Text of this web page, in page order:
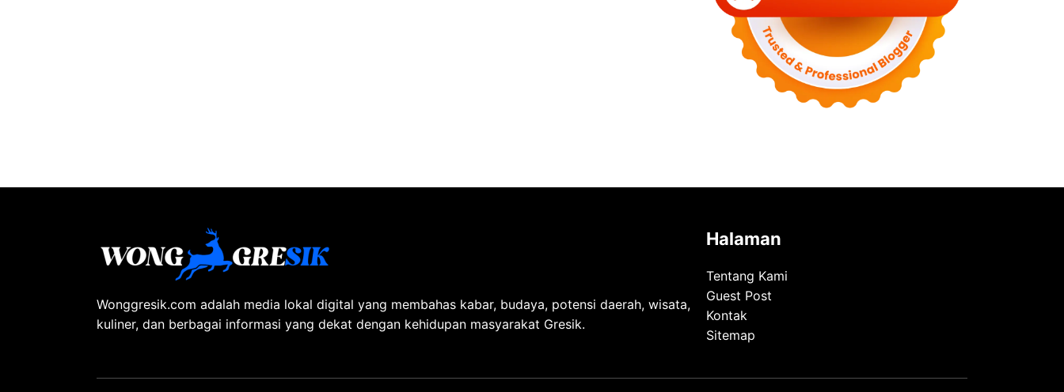
Wonggresik.com adalah media lokal digital yang membahas kabar, budaya, potensi daerah, wisata,
kuliner, dan berbagai informasi yang dekat dengan kehidupan masyarakat Gresik.
Halaman
Tentang Kami
Guest Post
Kontak
Sitemap